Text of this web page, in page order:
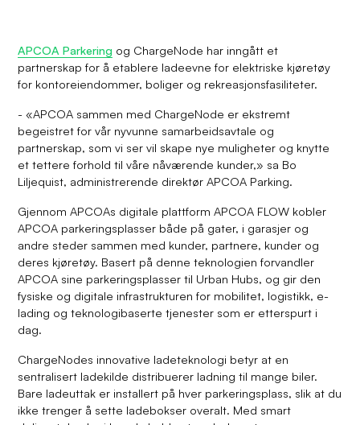
APCOA Parkering og ChargeNode har inngått et
partnerskap for å etablere ladeevne for elektriske kjøretøy
for kontoreiendommer, boliger og rekreasjonsfasiliteter.
- «APCOA sammen med ChargeNode er ekstremt
begeistret for vår nyvunne samarbeidsavtale og
partnerskap, som vi ser vil skape nye muligheter og knytte
et tettere forhold til våre nåværende kunder,» sa Bo
Liljequist, administrerende direktør APCOA Parking.
Gjennom APCOAs digitale plattform APCOA FLOW kobler
APCOA parkeringsplasser både på gater, i garasjer og
andre steder sammen med kunder, partnere, kunder og
deres kjøretøy. Basert på denne teknologien forvandler
APCOA sine parkeringsplasser til Urban Hubs, og gir den
fysiske og digitale infrastrukturen for mobilitet, logistikk, e-
lading og teknologibaserte tjenester som er etterspurt i
dag.
ChargeNodes innovative ladeteknologi betyr at en
sentralisert ladekilde distribuerer ladning til mange biler.
Bare ladeuttak er installert på hver parkeringsplass, slik at du
ikke trenger å sette ladebokser overalt. Med smart